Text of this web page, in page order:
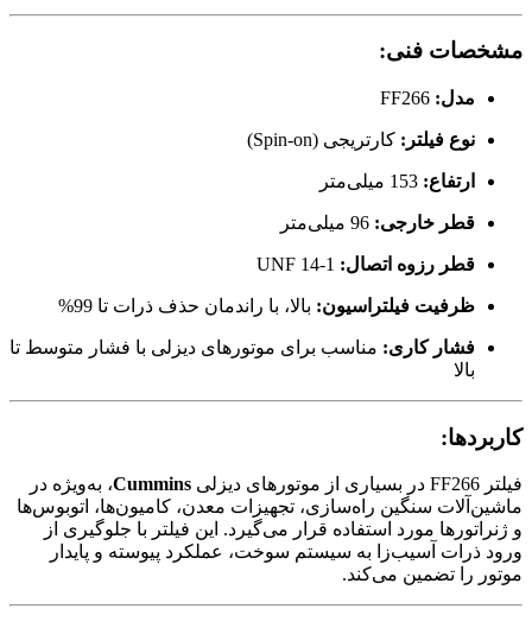
مشخصات فنی:
مدل:
نوع فیلتر: کارتریجی (Spin-on)
ارتفاع:
قطر خارجی:
قطر رزوه اتصال:
ظرفیت فیلتراسیون: بالا، با راندمان حذف ذرات تا 99%
فشار کاری: مناسب برای موتورهای دیزلی با فشار متوسط تا
بالا
کاربردها:
فیلتر FF266 در بسیاری از موتورهای دیزلی Cummins، به‌ویژه در
ماشین‌آلات سنگین راه‌سازی، تجهیزات معدن، کامیون‌ها، اتوبوس‌ها
و ژنراتورها مورد استفاده قرار می‌گیرد. این فیلتر با جلوگیری از
ورود ذرات آسیب‌زا به سیستم سوخت، عملکرد پیوسته و پایدار
موتور را تضمین می‌کند.